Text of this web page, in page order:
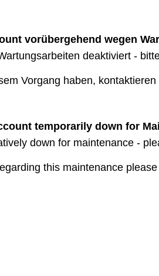
vorübergehend wegen
deaktiviert -
Vorgang haben,
temporarily down for
down for maintenance -
this maintenance